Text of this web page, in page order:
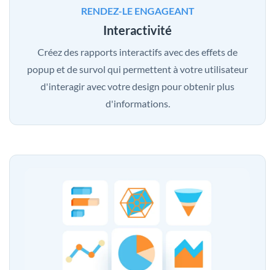
RENDEZ-LE ENGAGEANT
Interactivité
Créez des rapports interactifs avec des effets de
popup et de survol qui permettent à votre utilisateur
d'interagir avec votre design pour obtenir plus
d'informations.